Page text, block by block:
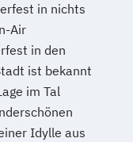
in nichts
Air
in den
ist bekannt
im Tal
Idylle aus